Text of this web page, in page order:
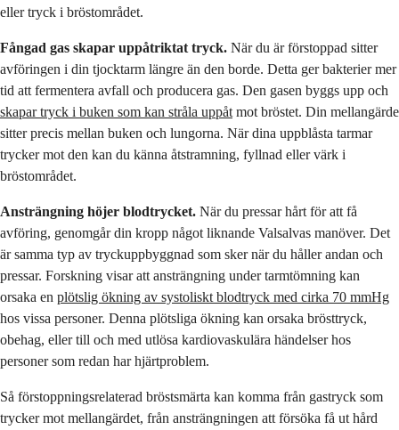
eller tryck i bröstområdet.
Fångad gas skapar uppåtriktat tryck. När du är förstoppad sitter
avföringen i din tjocktarm längre än den borde. Detta ger bakterier mer
tid att fermentera avfall och producera gas. Den gasen byggs upp och
skapar tryck i buken som kan stråla uppåt mot bröstet. Din mellangärde
sitter precis mellan buken och lungorna. När dina uppblåsta tarmar
trycker mot den kan du känna åtstramning, fyllnad eller värk i
bröstområdet.
Ansträngning höjer blodtrycket. När du pressar hårt för att få
avföring, genomgår din kropp något liknande Valsalvas manöver. Det
är samma typ av tryckuppbyggnad som sker när du håller andan och
pressar. Forskning visar att ansträngning under tarmtömning kan
orsaka en plötslig ökning av systoliskt blodtryck med cirka 70 mmHg
hos vissa personer. Denna plötsliga ökning kan orsaka brösttryck,
obehag, eller till och med utlösa kardiovaskulära händelser hos
personer som redan har hjärtproblem.
Så förstoppningsrelaterad bröstsmärta kan komma från gastryck som
trycker mot mellangärdet, från ansträngningen att försöka få ut hård